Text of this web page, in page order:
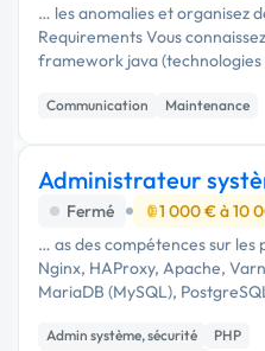
… les anomalies et organisez des revues de code. Profil
Requirements Vous
framework java
approche TDD à travers une
sur ces …
Communication Maintenance
Administrateur
Fermé
1 000 € à 10
… as des compétences sur les
Nginx, HAProxy, Apache,
MariaDB (MySQL),
et outils PHP, Composer,
etc. - Services …
Admin système, sécurité
PHP